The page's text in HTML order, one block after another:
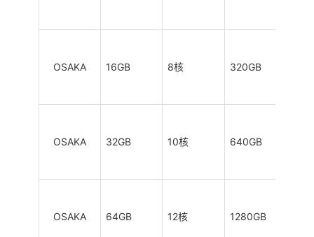
OSAKA 16GB 8核 320GB
OSAKA 32GB 10核 640GB
OSAKA 64GB 12核 1280GB